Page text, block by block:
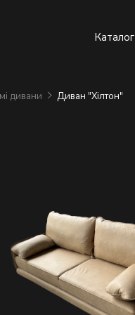
Каталог
дивани Диван "Хілтон"